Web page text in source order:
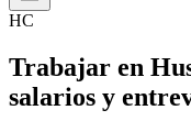
HC
Trabajar en
salarios y